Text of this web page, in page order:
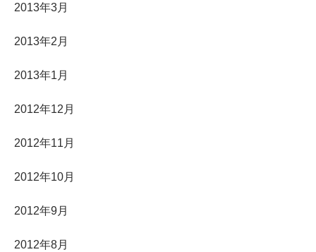
2013年3月
2013年2月
2013年1月
2012年12月
2012年11月
2012年10月
2012年9月
2012年8月